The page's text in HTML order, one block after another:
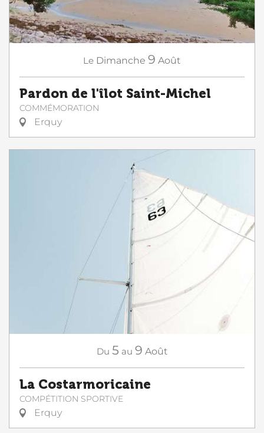
Le Dimanche 9 Août
Pardon de l'îlot Saint-Michel
COMMÉMORATION
Erquy
Du 5 au 9 Août
La Costarmoricaine
COMPÉTITION SPORTIVE
Erquy